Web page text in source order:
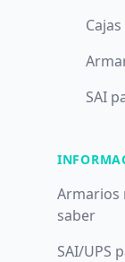
SAI
Armarios
saber
SAI/UPS